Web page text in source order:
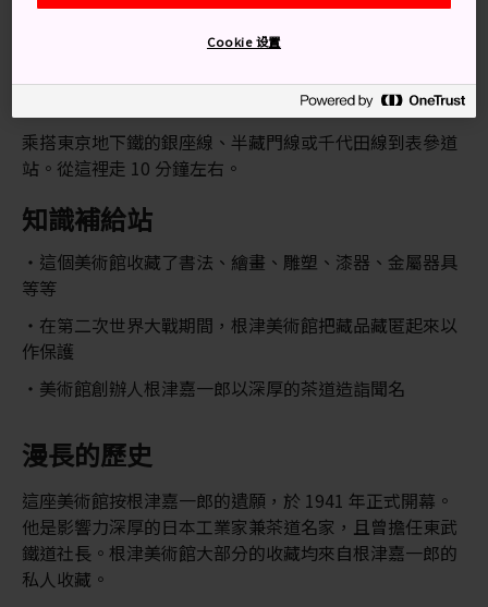
如何前往
乘搭東京地下鐵的銀座線、半藏門線或千代田線到表參道
站。從這裡走 10 分鐘左右。
知識補給站
這個美術館收藏了書法、繪畫、雕塑、漆器、金屬器具
等等
在第二次世界大戰期間，根津美術館把藏品藏匿起來以
作保護
美術館創辦人根津嘉一郎以深厚的茶道造詣聞名
漫長的歷史
這座美術館按根津嘉一郎的遺願，於 1941 年正式開幕。
他是影響力深厚的日本工業家兼茶道名家，且曾擔任東武
鐵道社長。根津美術館大部分的收藏均來自根津嘉一郎的
私人收藏。
Cookie 设置